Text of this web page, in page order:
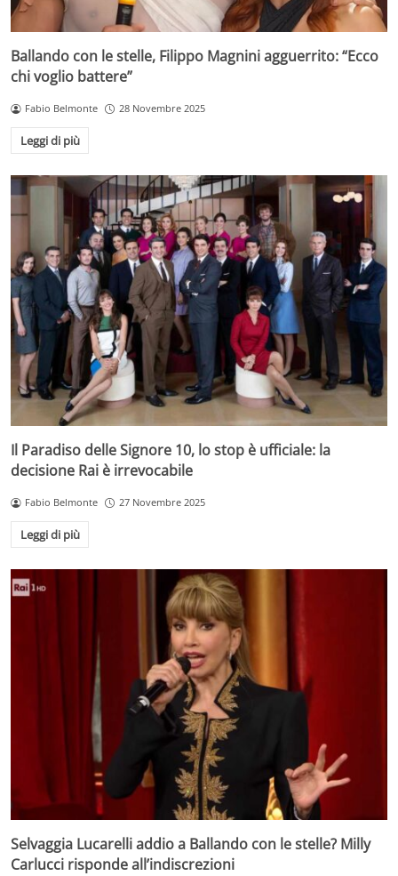
Ballando con le stelle, Filippo Magnini agguerrito: “Ecco
chi voglio battere”
Fabio Belmonte 28 Novembre 2025
Leggi di più
Il Paradiso delle Signore 10, lo stop è ufficiale: la
decisione Rai è irrevocabile
Fabio Belmonte 27 Novembre 2025
Leggi di più
Selvaggia Lucarelli addio a Ballando con le stelle? Milly
Carlucci risponde all’indiscrezioni